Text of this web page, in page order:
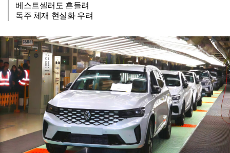
베스트셀러도 흔들려
독주 체재 현실화 우려